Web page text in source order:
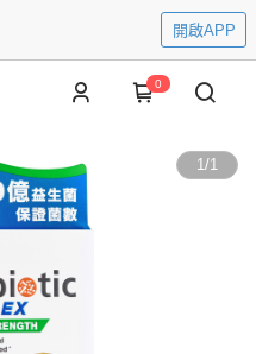
開啟APP
0
1/1